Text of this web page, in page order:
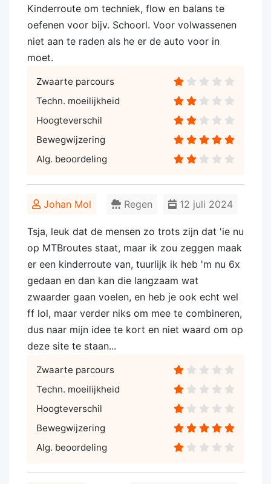
Kinderroute om techniek, flow en balans te
oefenen voor bijv. Schoorl. Voor volwassenen
niet aan te raden als he er de auto voor in
moet.
Zwaarte parcours
Techn. moeilijkheid
Hoogteverschil
Bewegwijzering
Alg. beoordeling
Johan Mol 12 juli 2024
Regen
Tsja, leuk dat de mensen zo trots zijn dat 'ie nu
op MTBroutes staat, maar ik zou zeggen maak
er een kinderroute van, tuurlijk ik heb 'm nu 6x
gedaan en dan kan die langzaam wat
zwaarder gaan voelen, en heb je ook echt wel
ff lol, maar verder niks om mee te combineren,
dus naar mijn idee te kort en niet waard om op
deze site te staan...
Zwaarte parcours
Techn. moeilijkheid
Hoogteverschil
Bewegwijzering
Alg. beoordeling